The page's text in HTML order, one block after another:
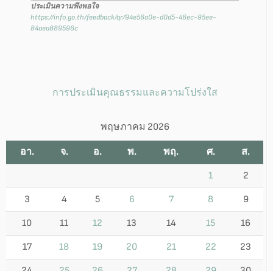
ประเมินความพึงพอใจ
https://info.go.th/feedback/qr/94e56a0e-d0d5-46ec-95ee-
84aea889596c
การประเมินคุณธรรมและความโปร่งใส
พฤษภาคม 2026
อา. จ. อ. พ. พฤ. ศ. ส.
1 2
3 4 5 6 7 8 9
10 11 12 13 14 15 16
17 18 19 20 21 22 23